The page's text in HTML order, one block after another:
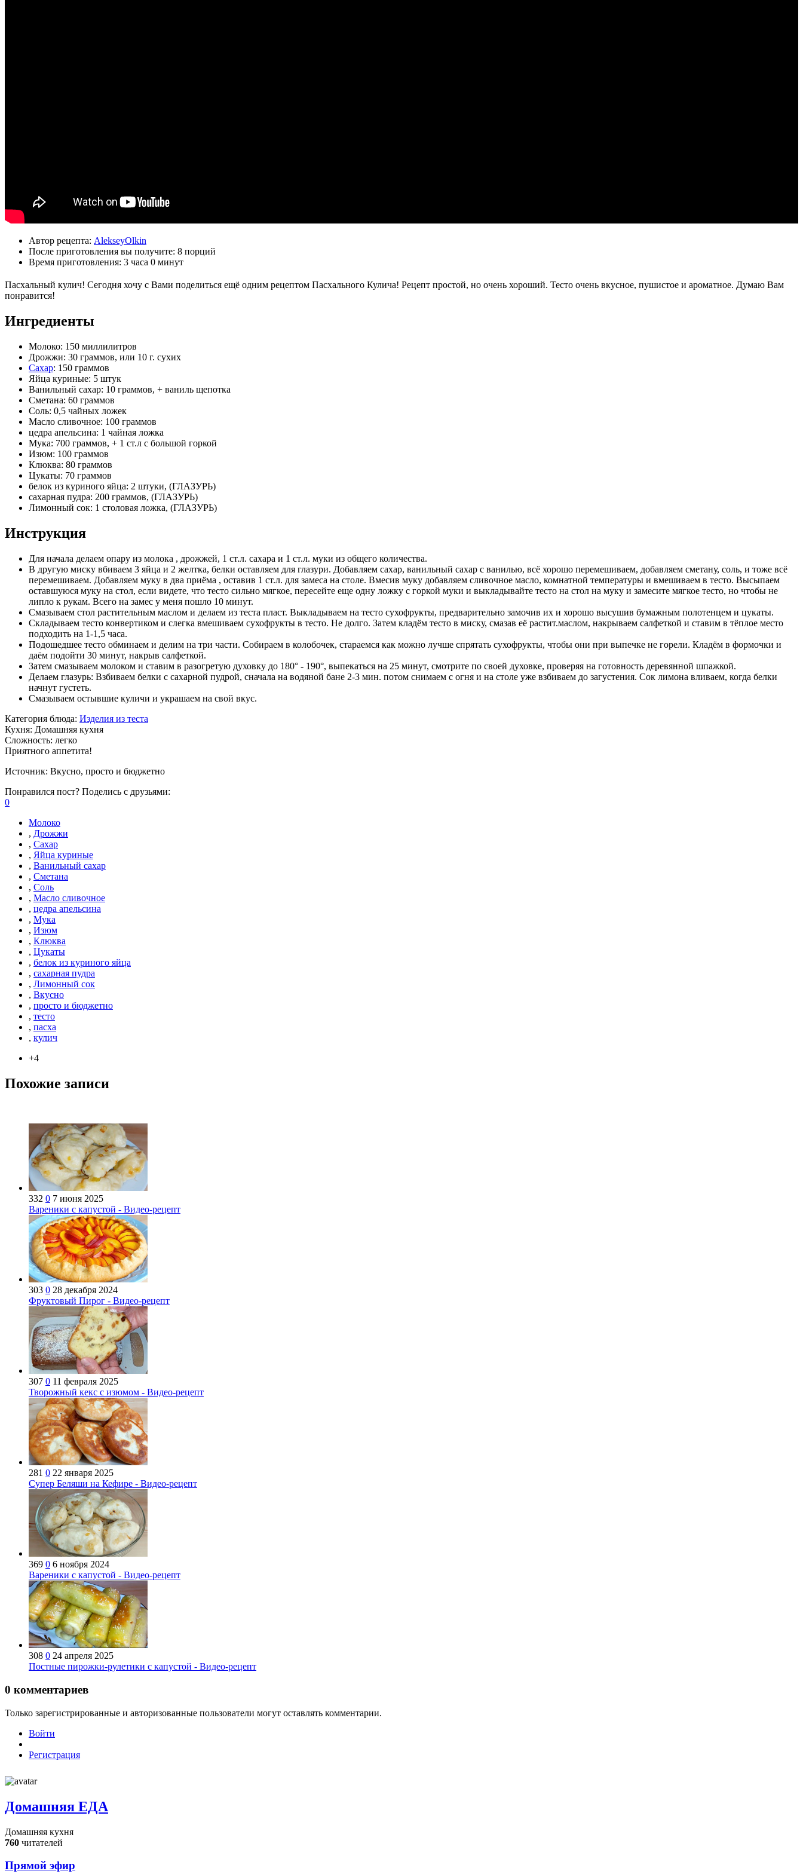
Автор рецепта: AlekseyOlkin
После приготовления вы получите: 8 порций
Время приготовления: 3 часа 0 минут
Пасхальный кулич! Сегодня хочу с Вами поделиться ещё одним рецептом Пасхального Кулича! Рецепт простой, но очень хороший. Тесто очень вкусное, пушистое и ароматное. Думаю Вам
понравится!
Ингредиенты
Молоко: 150 миллилитров
Дрожжи: 30 граммов, или 10 г. сухих
Сахар: 150 граммов
Яйца куриные: 5 штук
Ванильный сахар: 10 граммов, + ваниль щепотка
Сметана: 60 граммов
Соль: 0,5 чайных ложек
Масло сливочное: 100 граммов
цедра апельсина: 1 чайная ложка
Мука: 700 граммов, + 1 ст.л с большой горкой
Изюм: 100 граммов
Клюква: 80 граммов
Цукаты: 70 граммов
белок из куриного яйца: 2 штуки, (ГЛАЗУРЬ)
сахарная пудра: 200 граммов, (ГЛАЗУРЬ)
Лимонный сок: 1 столовая ложка, (ГЛАЗУРЬ)
Инструкция
Для начала делаем опару из молока , дрожжей, 1 ст.л. сахара и 1 ст.л. муки из общего количества.
В другую миску вбиваем 3 яйца и 2 желтка, белки оставляем для глазури. Добавляем сахар, ванильный сахар с ванилью, всё хорошо перемешиваем, добавляем сметану, соль, и тоже всё
перемешиваем. Добавляем муку в два приёма , оставив 1 ст.л. для замеса на столе. Вмесив муку добавляем сливочное масло, комнатной температуры и вмешиваем в тесто. Высыпаем
оставшуюся муку на стол, если видете, что тесто сильно мягкое, пересейте еще одну ложку с горкой муки и выкладывайте тесто на стол на муку и замесите мягкое тесто, но чтобы не
липло к рукам. Всего на замес у меня пошло 10 минут.
Смазываем стол растительным маслом и делаем из теста пласт. Выкладываем на тесто сухофрукты, предварительно замочив их и хорошо высушив бумажным полотенцем и цукаты.
Складываем тесто конвертиком и слегка вмешиваем сухофрукты в тесто. Не долго. Затем кладём тесто в миску, смазав её растит.маслом, накрываем салфеткой и ставим в тёплое место
подходить на 1-1,5 часа.
Подошедшее тесто обминаем и делим на три части. Собираем в колобочек, стараемся как можно лучше спрятать сухофрукты, чтобы они при выпечке не горели. Кладём в формочки и
даём подойти 30 минут, накрыв салфеткой.
Затем смазываем молоком и ставим в разогретую духовку до 180° - 190°, выпекаться на 25 минут, смотрите по своей духовке, проверяя на готовность деревянной шпажкой.
Делаем глазурь: Взбиваем белки с сахарной пудрой, сначала на водяной бане 2-3 мин. потом снимаем с огня и на столе уже взбиваем до загустения. Сок лимона вливаем, когда белки
начнут густеть.
Смазываем остывшие куличи и украшаем на свой вкус.
Категория блюда: Изделия из теста
Кухня: Домашняя кухня
Сложность: легко
Приятного аппетита!
Источник: Вкусно, просто и бюджетно
Понравился пост? Поделись с друзьями:
0
Молоко
, Дрожжи
, Сахар
, Яйца куриные
, Ванильный сахар
, Сметана
, Соль
, Масло сливочное
, цедра апельсина
, Мука
, Изюм
, Клюква
, Цукаты
, белок из куриного яйца
, сахарная пудра
, Лимонный сок
, Вкусно
, просто и бюджетно
, тесто
, пасха
, кулич
+4
Похожие записи
332 0 7 июня 2025
Вареники с капустой - Видео-рецепт
303 0 28 декабря 2024
Фруктовый Пирог - Видео-рецепт
307 0 11 февраля 2025
Творожный кекс с изюмом - Видео-рецепт
281 0 22 января 2025
Супер Беляши на Кефире - Видео-рецепт
369 0 6 ноября 2024
Вареники с капустой - Видео-рецепт
308 0 24 апреля 2025
Постные пирожки-рулетики с капустой - Видео-рецепт
0 комментариев
Только зарегистрированные и авторизованные пользователи могут оставлять комментарии.
Войти
Регистрация
Домашняя ЕДА
Домашняя кухня
760 читателей
Прямой эфир